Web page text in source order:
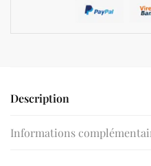
Description
Informations